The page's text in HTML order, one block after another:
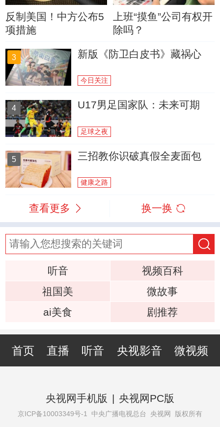
反制美国！中方公布5
项措施
上班“摸鱼”公司有权开
除吗？
3 新版《防卫白皮书》藏祸心
今日关注
4 U17男足国家队：未来可期
足球之夜
5 三招教你识破真假全麦面包
健康之路
查看更多 换一换
听音
视频百科
祖国美
微故事
ai美食
剧推荐
首页 直播 听音 央视影音 微视频
央视网手机版 | 央视网PC版
京ICP备10003349号-1 中央广播电视总台 央视网 版权所有